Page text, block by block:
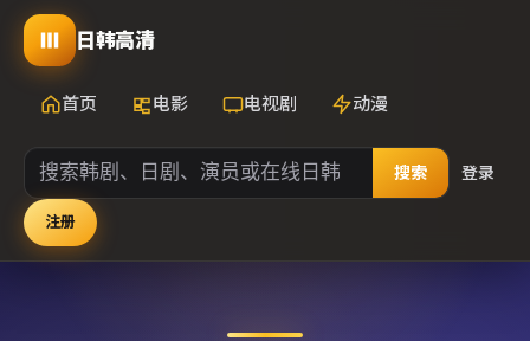
日韩高清
首页 电影 电视剧 动漫
搜索 登录
注册